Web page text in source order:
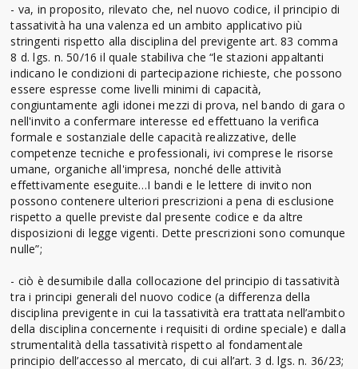
- va, in proposito, rilevato che, nel nuovo codice, il principio di
tassatività ha una valenza ed un ambito applicativo più
stringenti rispetto alla disciplina del previgente art. 83 comma
8 d. lgs. n. 50/16 il quale stabiliva che “le stazioni appaltanti
indicano le condizioni di partecipazione richieste, che possono
essere espresse come livelli minimi di capacità,
congiuntamente agli idonei mezzi di prova, nel bando di gara o
nell'invito a confermare interesse ed effettuano la verifica
formale e sostanziale delle capacità realizzative, delle
competenze tecniche e professionali, ivi comprese le risorse
umane, organiche all'impresa, nonché delle attività
effettivamente eseguite…I bandi e le lettere di invito non
possono contenere ulteriori prescrizioni a pena di esclusione
rispetto a quelle previste dal presente codice e da altre
disposizioni di legge vigenti. Dette prescrizioni sono comunque
nulle”;
- ciò è desumibile dalla collocazione del principio di tassatività
tra i principi generali del nuovo codice (a differenza della
disciplina previgente in cui la tassatività era trattata nell’ambito
della disciplina concernente i requisiti di ordine speciale) e dalla
strumentalità della tassatività rispetto al fondamentale
principio dell’accesso al mercato, di cui all’art. 3 d. lgs. n. 36/23;